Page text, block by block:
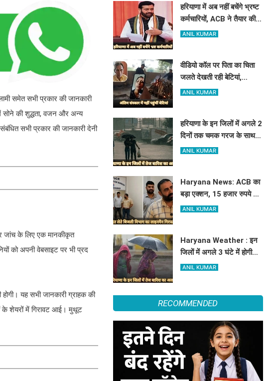
समेत सभी प्रकार की जानकारी
सोने की शुद्धता, वजन और अन्य
सभी प्रकार की जानकारी देनी
जांच के लिए एक मानकीकृत
को अपनी वेबसाइट पर भी प्रद​
यह सभी जानकारी ग्राहक की
के शेयरों में गिरावट आई। मुथूट
हरियाणा में अब नहीं बचेंगे भ्रष्ट
कर्मचारियों, ACB ने तैयार की
रिपोर्ट, इस विभाग में मिली सबसे
ANIL KUMAR
वीडियो कॉल पर पिता का चिता
जलते देखती रही बेटियां,
₹5100 भेजकर बोलीं- अस्थियां
ANIL KUMAR
हरियाणा के इन जिलों में अगले 2
दिनों तक चमक गरज के साथ
होगी बारिश, पढ़े IMD का
ANIL KUMAR
Haryana News: ACB का
बड़ा एक्शन, 15 हजार रुपये की
रिश्वत लेते बिजली निगम का
ANIL KUMAR
Haryana Weather : इन
जिलों में अगले 3 घंटे में होगी
तूफानी बारिश, मौसम विभाग में
ANIL KUMAR
RECOMMENDED